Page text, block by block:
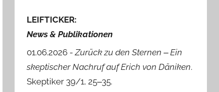
LEIFTICKER:
News & Publikationen
01.06.2026 -Zurück zu den Sternen ‒ Ein
skeptischer Nachruf auf Erich von Däniken.
Skeptiker 39/1, 25‒35.